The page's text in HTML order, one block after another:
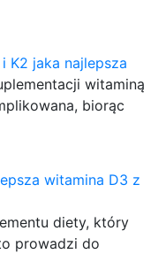
K2 jaka najlepsza
witaminą
biorąc
witamina D3 z
diety, który
prowadzi do